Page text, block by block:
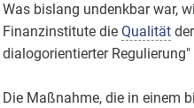
Was bislang undenkbar war,
Finanzinstitute die Qualität
dialogorientierter
Die Maßnahme, die in einem